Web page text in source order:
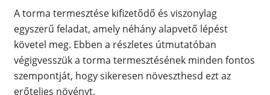
A torma termesztése kifizetődő és viszonylag
egyszerű feladat, amely néhány alapvető lépést
követel meg. Ebben a részletes útmutatóban
végigvesszük a torma termesztésének minden fontos
szempontját, hogy sikeresen növeszthesd ezt az
erőteljes növényt.